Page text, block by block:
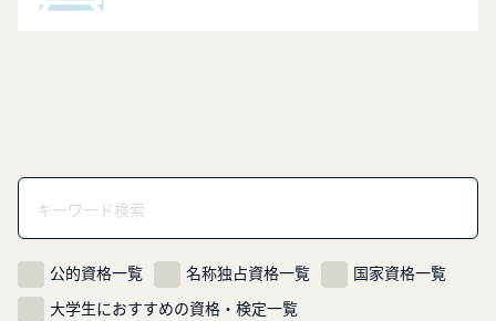
公的資格一覧 名称独占資格一覧
国家資格一覧
大学生におすすめの資格・検定一覧